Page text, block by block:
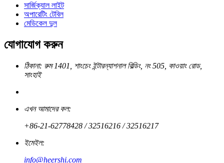
সার্জিক্যাল লাইট
অপারেটিং টেবিল
মেডিকেল দুল
যোগাযোগ করুন
ঠিকানা: রুম 1401, শাংচেং ইন্টারন্যাশনাল বিল্ডিং, নং 505, কাওয়াং রোড,
সাংহাই
এখন আমাদের কল:
+86-21-62778428 / 32516216 / 32516217
ইমেইল:
info@heershi.com